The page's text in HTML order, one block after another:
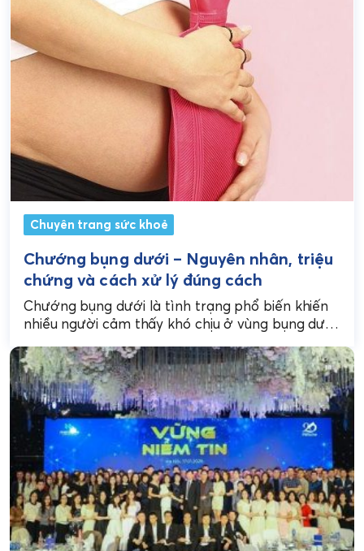
Chuyên trang sức khoẻ
Chướng bụng dưới – Nguyên nhân, triệu
chứng và cách xử lý đúng cách
Chướng bụng dưới là tình trạng phổ biến khiến
nhiều người cảm thấy khó chịu ở vùng bụng dưới,